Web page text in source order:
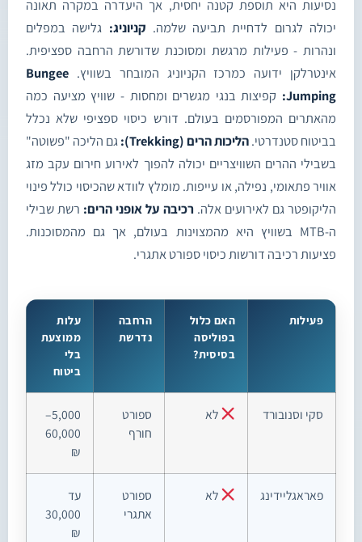
נסיעות היא תוספת קטנה יחסית, אך היעדרה במקרה תאונה
יכולה לגרום לדחיית תביעה שלמה. קניוניג: גלישה במפלים
ונהרות - פעילות מרגשת ומסוכנת שדורשת הרחבה ספציפית.
אינטרלקן ידועה כמרכז הקניוניג המובחר בשוויץ. Bungee
Jumping:
קפיצות בנגי מגשרים ומחסות - שוויץ מציעה כמה
מהאתרים המפורסמים בעולם. דורש כיסוי ספציפי שלא נכלל
בביטוח סטנדרטי.הליכות הרים (Trekking):
גם הליכה "פשוטה"
בשבילי ההרים השוויצריים יכולה להפוך לאירוע חירום עקב מזג
אוויר פתאומי, נפילה, או עייפות. מומלץ לוודא שהכיסוי כולל פינוי
הליקופטר גם לאירועים אלה. רכיבה על אופני הרים:רשת שבילי
ה-MTB בשוויץ היא מהמצוינות בעולם, אך גם מהמסוכנות.
פציעות רכיבה דורשות כיסוי ספורט אתגרי.
פעילות
האם כלול
בפוליסה
בסיסית?
הרחבה
נדרשת
עלות
ממוצעת
בלי
ביטוח
סקי וסנובורד לא
ספורט
חורף
5,000–
60,000
₪
פאראגליידינג לא
ספורט
אתגרי
עד
30,000
₪